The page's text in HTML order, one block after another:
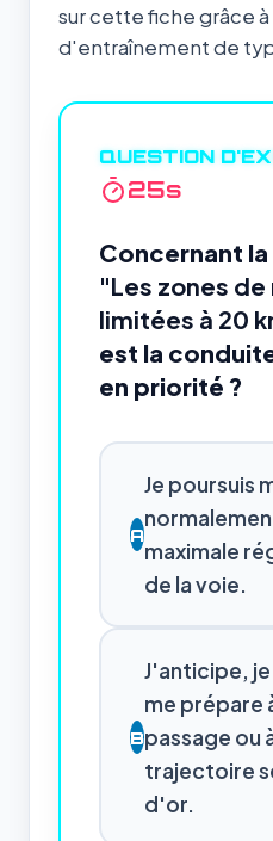
sur cette fiche grâce
d'entraînement de
QUESTION
24s
Concernant
"Les zones
limitées à 20
est la
en priorité ?
A
Je poursuis
maximale
de la voie.
B
J'anticipe,
me prépare
passage ou
trajectoire
d'or.